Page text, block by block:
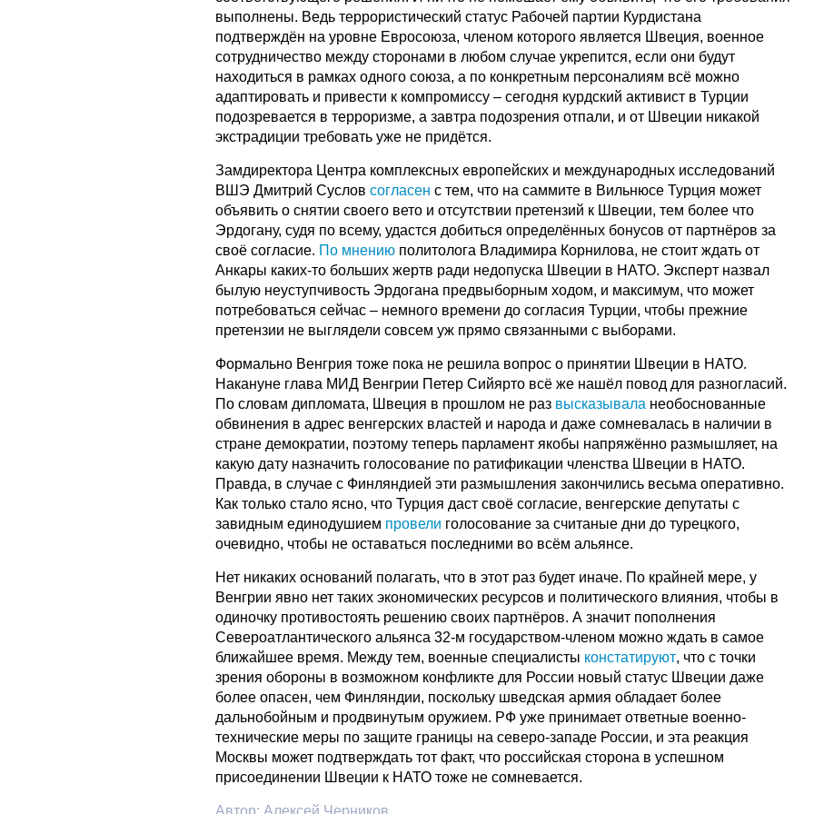
выполнены. Ведь террористический статус Рабочей партии Курдистана
подтверждён на уровне Евросоюза, членом которого является Швеция, военное
сотрудничество между сторонами в любом случае укрепится, если они будут
находиться в рамках одного союза, а по конкретным персоналиям всё можно
адаптировать и привести к компромиссу – сегодня курдский активист в Турции
подозревается в терроризме, а завтра подозрения отпали, и от Швеции никакой
экстрадиции требовать уже не придётся.
Замдиректора Центра комплексных европейских и международных исследований
ВШЭ Дмитрий Сусловсогласен с тем, что на саммите в Вильнюсе Турция может
объявить о снятии своего вето и отсутствии претензий к Швеции, тем более что
Эрдогану, судя по всему, удастся добиться определённых бонусов от партнёров за
своё согласие. По мнению политолога Владимира Корнилова, не стоит ждать от
Анкары каких-то больших жертв ради недопуска Швеции в НАТО. Эксперт назвал
былую неуступчивость Эрдогана предвыборным ходом, и максимум, что может
потребоваться сейчас – немного времени до согласия Турции, чтобы прежние
претензии не выглядели совсем уж прямо связанными с выборами.
Формально Венгрия тоже пока не решила вопрос о принятии Швеции в НАТО.
Накануне глава МИД Венгрии Петер Сийярто всё же нашёл повод для разногласий.
По словам дипломата, Швеция в прошлом не раз высказывала необоснованные
обвинения в адрес венгерских властей и народа и даже сомневалась в наличии в
стране демократии, поэтому теперь парламент якобы напряжённо размышляет, на
какую дату назначить голосование по ратификации членства Швеции в НАТО.
Правда, в случае с Финляндией эти размышления закончились весьма оперативно.
Как только стало ясно, что Турция даст своё согласие, венгерские депутаты с
завидным единодушием провели голосование за считаные дни до турецкого,
очевидно, чтобы не оставаться последними во всём альянсе.
Нет никаких оснований полагать, что в этот раз будет иначе. По крайней мере, у
Венгрии явно нет таких экономических ресурсов и политического влияния, чтобы в
одиночку противостоять решению своих партнёров. А значит пополнения
Североатлантического альянса 32-м государством-членом можно ждать в самое
ближайшее время. Между тем, военные специалисты констатируют, что с точки
зрения обороны в возможном конфликте для России новый статус Швеции даже
более опасен, чем Финляндии, поскольку шведская армия обладает более
дальнобойным и продвинутым оружием. РФ уже принимает ответные военно-
технические меры по защите границы на северо-западе России, и эта реакция
Москвы может подтверждать тот факт, что российская сторона в успешном
присоединении Швеции к НАТО тоже не сомневается.
Автор: Алексей Черников